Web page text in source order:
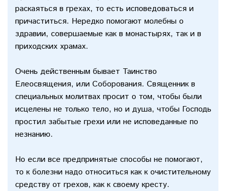
раскаяться в грехах, то есть исповедоваться и
причаститься. Нередко помогают молебны о
здравии, совершаемые как в монастырях, так и в
приходских храмах.
Очень действенным бывает Таинство
Елеосвящения, или Соборования. Священник в
специальных молитвах просит о том, чтобы были
исцелены не только тело, но и душа, чтобы Господь
простил забытые грехи или не исповеданные по
незнанию.
Но если все предпринятые способы не помогают,
то к болезни надо относиться как к очистительному
средству от грехов, как к своему кресту.